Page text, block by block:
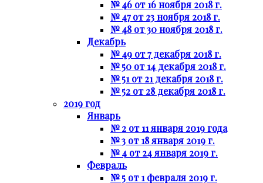
№ 46 от 16 ноября 2018 г.
№ 47 от 23 ноября 2018 г.
№ 48 от 30 ноября 2018 г.
Декабрь
№ 49 от 7 декабря 2018 г.
№ 50 от 14 декабря 2018 г.
№ 51 от 21 декабря 2018 г.
№ 52 от 28 декабря 2018 г.
2019 год
Январь
№ 2 от 11 января 2019 года
№ 3 от 18 января 2019 г.
№ 4 от 24 января 2019 г.
Февраль
№ 5 от 1 февраля 2019 г.